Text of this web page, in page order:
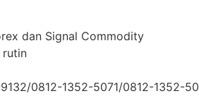
dan Signal Commodity
rutin
0812-1352-5071/0812-1352-